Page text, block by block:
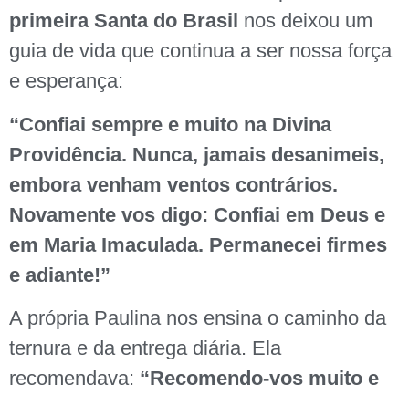
primeira Santa do Brasil nos deixou um
guia de vida que continua a ser nossa força
e esperança:
“Confiai sempre e muito na Divina
Providência. Nunca, jamais desanimeis,
embora venham ventos contrários.
Novamente vos digo: Confiai em Deus e
em Maria Imaculada. Permanecei firmes
e adiante!”
A própria Paulina nos ensina o caminho da
ternura e da entrega diária. Ela
recomendava: “Recomendo-vos muito e